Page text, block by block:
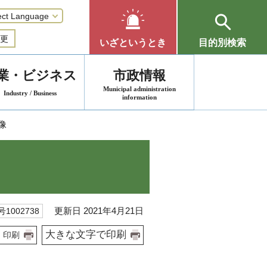
いざというとき 目的別検索
・ビジネス
Industry / Business
市政情報
Municipal administration
information
1002738 更新日 2021年4月21日
印刷 大きな文字で印刷